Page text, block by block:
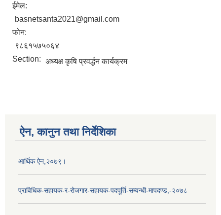
ईमेल:
basnetsanta2021@gmail.com
फोन:
९८६१५७५०६४
Section: अध्यक्ष कृषि प्रवर्द्धन कार्यक्रम
ऐन, कानुन तथा निर्देशिका
आर्थिक ऐन,२०७९।
प्राविधिक-सहायक-र-रोजगार-सहायक-पदपूर्ति-सम्वन्धी-मापदण्ड,-२०७८